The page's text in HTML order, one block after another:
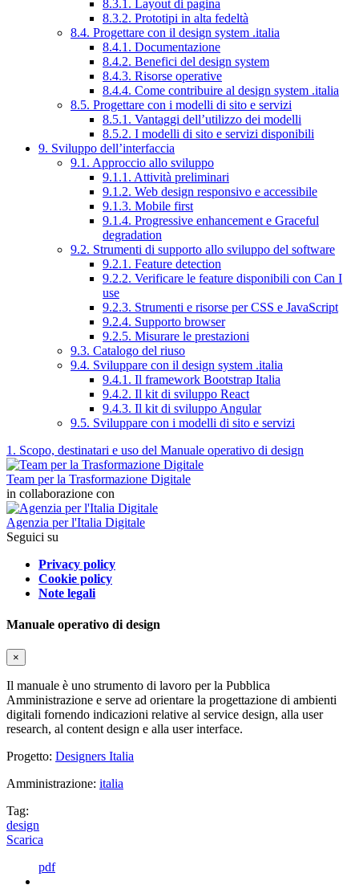
8.3.1. Layout di pagina
8.3.2. Prototipi in alta fedeltà
8.4. Progettare con il design system .italia
8.4.1. Documentazione
8.4.2. Benefici del design system
8.4.3. Risorse operative
8.4.4. Come contribuire al design system .italia
8.5. Progettare con i modelli di sito e servizi
8.5.1. Vantaggi dell’utilizzo dei modelli
8.5.2. I modelli di sito e servizi disponibili
9. Sviluppo dell’interfaccia
9.1. Approccio allo sviluppo
9.1.1. Attività preliminari
9.1.2. Web design responsivo e accessibile
9.1.3. Mobile first
9.1.4. Progressive enhancement e Graceful
degradation
9.2. Strumenti di supporto allo sviluppo del software
9.2.1. Feature detection
9.2.2. Verificare le feature disponibili con Can I
use
9.2.3. Strumenti e risorse per CSS e JavaScript
9.2.4. Supporto browser
9.2.5. Misurare le prestazioni
9.3. Catalogo del riuso
9.4. Sviluppare con il design system .italia
9.4.1. Il framework Bootstrap Italia
9.4.2. Il kit di sviluppo React
9.4.3. Il kit di sviluppo Angular
9.5. Sviluppare con i modelli di sito e servizi
1. Scopo, destinatari e uso del Manuale operativo di design
Team per la Trasformazione Digitale
in collaborazione con
Agenzia per l'Italia Digitale
Seguici su
Privacy policy
Cookie policy
Note legali
Manuale operativo di design
×
Il manuale è uno strumento di lavoro per la Pubblica
Amministrazione e serve ad orientare la progettazione di ambienti
digitali fornendo indicazioni relative al service design, alla user
research, al content design e alla user interface.
Progetto: Designers Italia
Amministrazione: italia
Tag:
design
Scarica
pdf